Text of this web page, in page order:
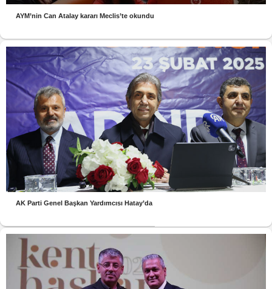
AYM’nin Can Atalay kararı Meclis’te okundu
AK Parti Genel Başkan Yardımcısı Hatay’da